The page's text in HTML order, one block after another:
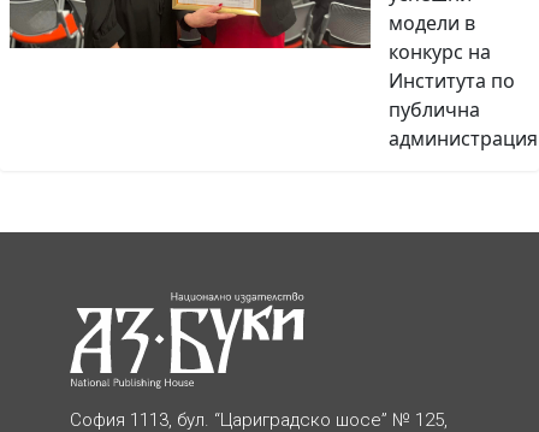
модели в
конкурс на
Института по
публична
администрация
София 1113, бул. “Цариградско шосе” № 125,